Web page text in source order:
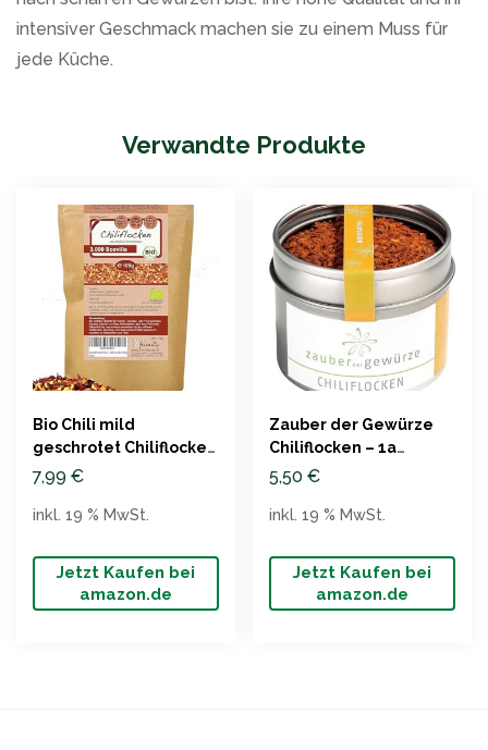
intensiver Geschmack machen sie zu einem Muss für
jede Küche.
Verwandte Produkte
Bio Chili mild
geschrotet Chiliflocken
(100g)
7,99 €
Jetzt Kaufen bei
amazon.de
inkl. 19 % MwSt.
Zauber der Gewürze
Chiliflocken – 1a
Qualität
5,50 €
Jetzt Kaufen bei
amazon.de
inkl. 19 % MwSt.